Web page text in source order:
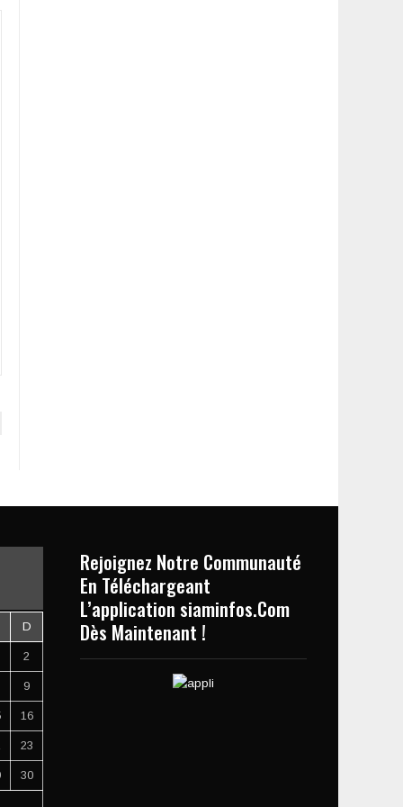
D
2
9
16
23
30
Rejoignez Notre Communauté
En Téléchargeant
L’application siaminfos.Com
Dès Maintenant !